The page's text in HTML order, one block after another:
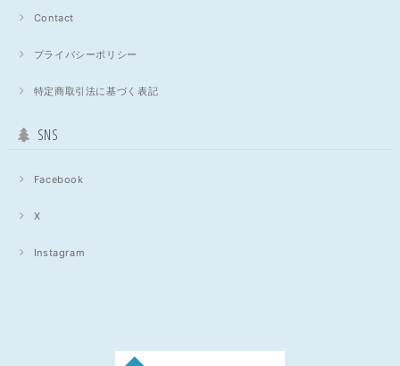
Contact
プライバシーポリシー
特定商取引法に基づく表記
SNS
Facebook
X
Instagram